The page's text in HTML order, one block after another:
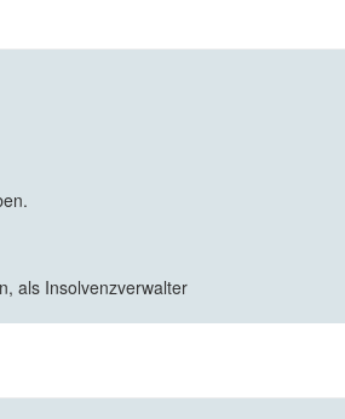
als Insolvenzverwalter